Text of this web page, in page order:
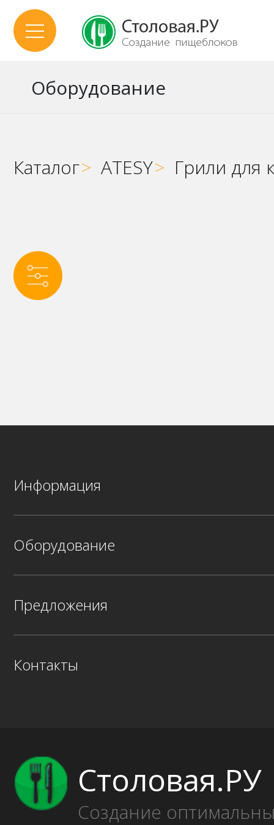
Оборудование
Каталог> ATESY> Грили для
Информация
Оборудование
Предложения
Контакты
Столовая.РУ
Создание